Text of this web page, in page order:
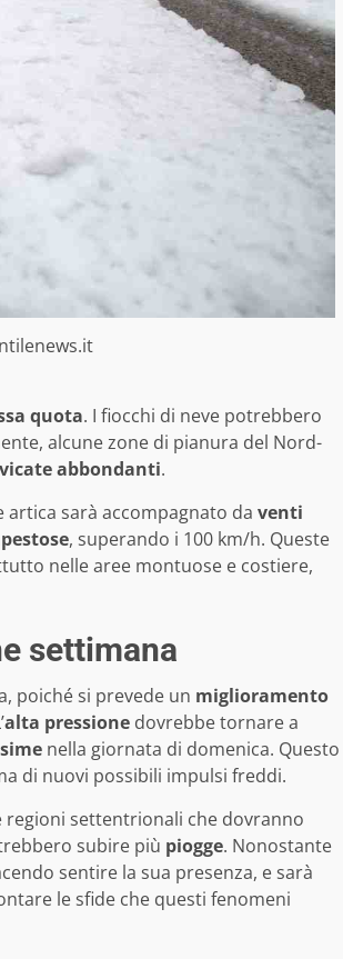
quota. I fiocchi di neve potrebbero
alcune zone di pianura del Nord-
abbondanti.
sarà accompagnato da venti
, superando i 100 km/h. Queste
nelle aree montuose e costiere,
settimana
poiché si prevede un miglioramento
alta pressione dovrebbe tornare a
nella giornata di domenica. Questo
di nuovi possibili impulsi freddi.
regioni settentrionali che dovranno
subire più piogge. Nonostante
sentire la sua presenza, e sarà
le sfide che questi fenomeni